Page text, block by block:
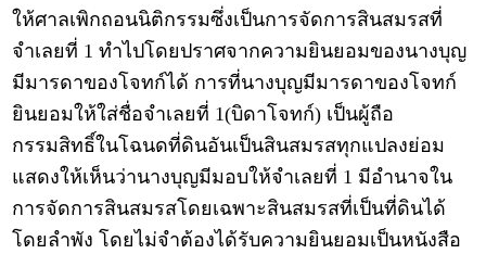
ให้ศาลเพิกถอนนิติกรรมซึ่งเป็นการจัดการสินสมรสที่
จำเลยที่ 1 ทำไปโดยปราศจากความยินยอมของนางบุญ
มีมารดาของโจทก์ได้ การที่นางบุญมีมารดาของโจทก์
ยินยอมให้ใส่ชื่อจำเลยที่ 1(บิดาโจทก์) เป็นผู้ถือ
กรรมสิทธิ์ในโฉนดที่ดินอันเป็นสินสมรสทุกแปลงย่อม
แสดงให้เห็นว่านางบุญมีมอบให้จำเลยที่ 1 มีอำนาจใน
การจัดการสินสมรสโดยเฉพาะสินสมรสที่เป็นที่ดินได้
โดยลำพัง โดยไม่จำต้องได้รับความยินยอมเป็นหนังสือ